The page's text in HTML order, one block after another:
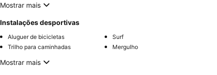
Mostrar mais
Instalações desportivas
Aluguer de bicicletas
Surf
Trilho para caminhadas
Mergulho
Mostrar mais